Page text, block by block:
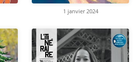
1 janvier 2024